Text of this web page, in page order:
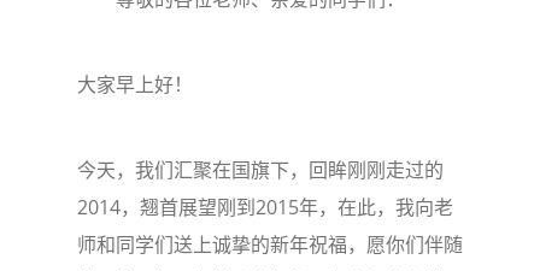
大家早上好！
今天，我们汇聚在国旗下，回眸刚刚走过的
2014，翘首展望刚到 2015年，在此，我向老
师和同学们送上诚挚的新年祝福，愿你们伴随